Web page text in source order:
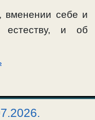
вменении себе и
и об